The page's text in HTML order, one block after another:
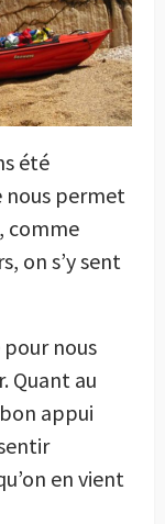
été
nous permet
comme
on s’y sent
pour nous
Quant au
appui
en vient